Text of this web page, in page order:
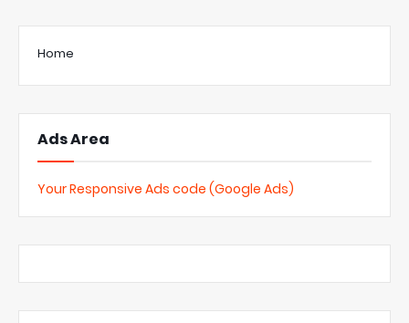
Home
Ads Area
Your Responsive Ads code (Google Ads)